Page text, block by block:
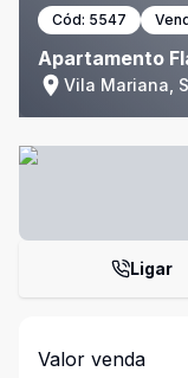
Cód: 5547
Apartamento
Vila Mariana,
Ligar
Valor venda